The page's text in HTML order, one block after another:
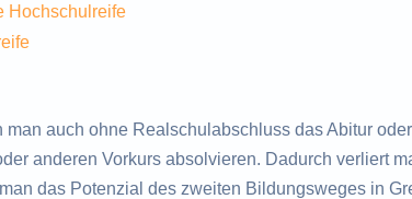
Hochschulreife
man auch ohne Realschulabschluss das Abitur
anderen Vorkurs absolvieren. Dadurch verliert
das Potenzial des zweiten Bildungsweges in